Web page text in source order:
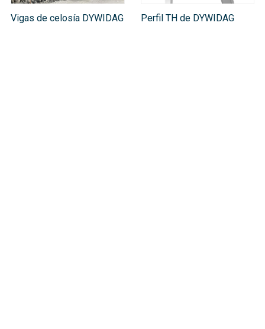
Vigas de celosía DYWIDAG Perfil TH de DYWIDAG